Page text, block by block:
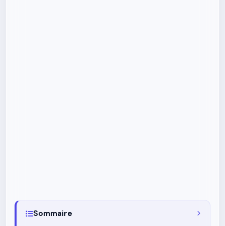
Sommaire